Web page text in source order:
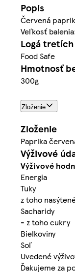
Popis
Červená
Veľkosť
Logá
Food Safe
Hmotnosť
300g
Zloženie
Zloženie
Paprika
Výživové
Výživové
Energia
Tuky
z toho
Sacharidy
- z toho cukry
Bielkoviny
Soľ
Uvedené
Ďakujeme za